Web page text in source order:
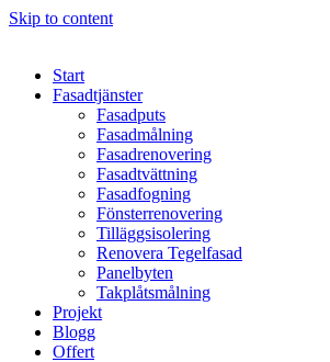
Skip to content
Start
Fasadtjänster
Fasadputs
Fasadmålning
Fasadrenovering
Fasadtvättning
Fasadfogning
Fönsterrenovering
Tilläggsisolering
Renovera Tegelfasad
Panelbyten
Takplåtsmålning
Projekt
Blogg
Offert